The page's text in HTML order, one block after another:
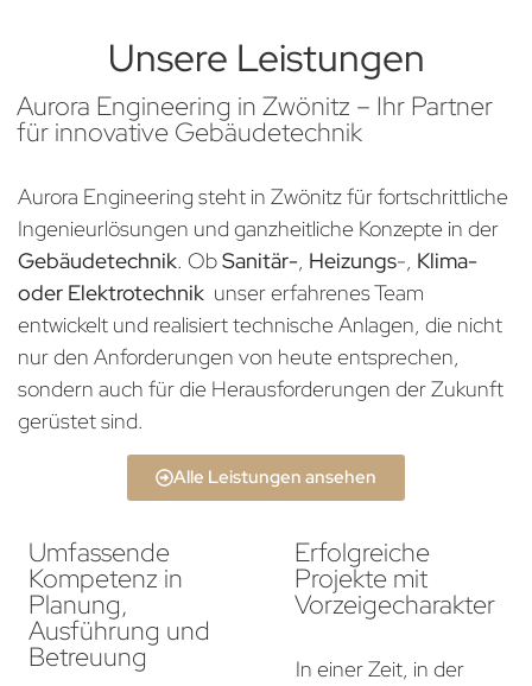
Unsere Leistungen
Aurora Engineering in Zwönitz – Ihr Partner
für innovative Gebäudetechnik
Aurora Engineering steht in Zwönitz für fortschrittliche
Ingenieurlösungen und ganzheitliche Konzepte in der
Gebäudetechnik. ObSanitär-, Heizungs-, Klima-
oder Elektrotechnik unser erfahrenes Team
entwickelt und realisiert technische Anlagen, die nicht
nur den Anforderungen von heute entsprechen,
sondern auch für die Herausforderungen der Zukunft
gerüstet sind.
Alle Leistungen ansehen
Umfassende
Kompetenz in
Planung,
Ausführung und
Betreuung
Erfolgreiche
Projekte mit
Vorzeigecharakter
In einer Zeit, in der